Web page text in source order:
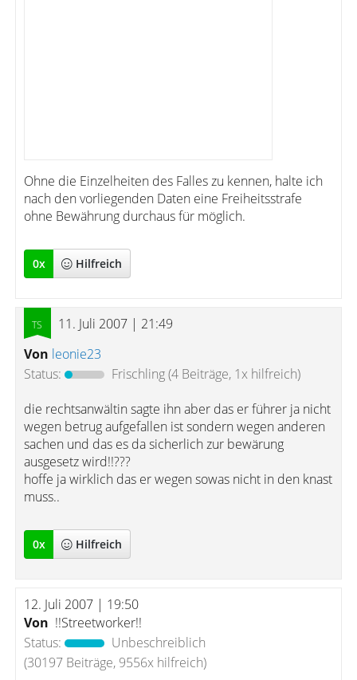
Ohne die Einzelheiten des Falles zu kennen, halte ich
nach den vorliegenden Daten eine Freiheitsstrafe
ohne Bewährung durchaus für möglich.
0x Hilfreich
11. Juli 2007 | 21:49
Von leonie23
Status:
Frischling(4 Beiträge, 1x hilfreich)
die rechtsanwältin sagte ihn aber das er führer ja nicht
wegen betrug aufgefallen ist sondern wegen anderen
sachen und das es da sicherlich zur bewärung
ausgesetz wird!!???
hoffe ja wirklich das er wegen sowas nicht in den knast
muss..
0x Hilfreich
12. Juli 2007 | 19:50
Von !!Streetworker!!
Status:
Unbeschreiblich
(30197 Beiträge, 9556x hilfreich)